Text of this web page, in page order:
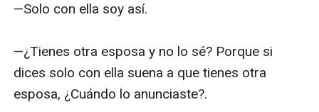
—Solo con ella soy así.
—¿Tienes otra esposa y no lo sé? Porque si
dices solo con ella suena a que tienes otra
esposa, ¿Cuándo lo anunciaste?.